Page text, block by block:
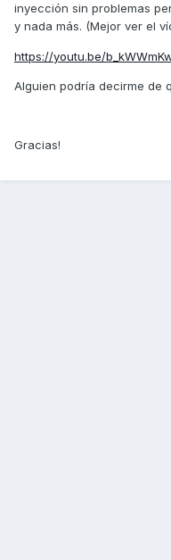
inyección sin problemas
y nada más. (Mejor ver el
https://youtu.be/
Alguien podría decirme de
Gracias!